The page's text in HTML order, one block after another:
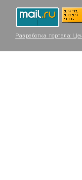
Разработка портала: